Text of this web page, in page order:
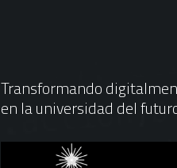
Transformando
en la universidad del